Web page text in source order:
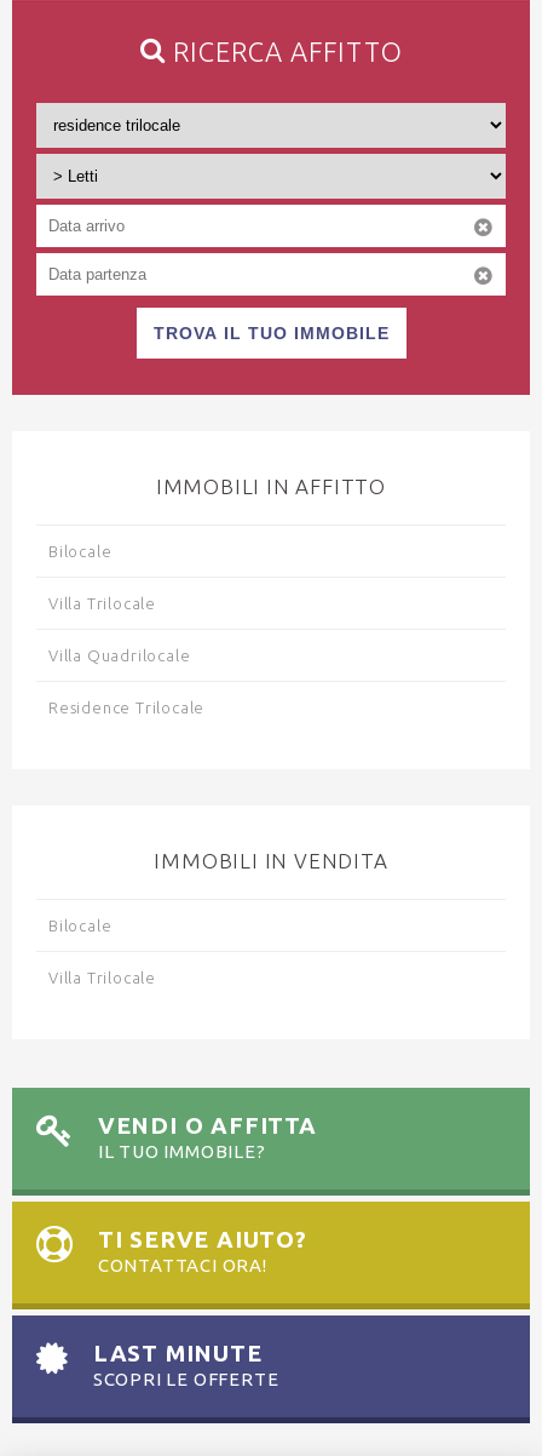
RICERCA AFFITTO
TROVA IL TUO IMMOBILE
IMMOBILI IN AFFITTO
Bilocale
Villa Trilocale
Villa Quadrilocale
Residence Trilocale
IMMOBILI IN VENDITA
Bilocale
Villa Trilocale
VENDI O AFFITTA
IL TUO IMMOBILE?
TI SERVE AIUTO?
CONTATTACI ORA!
LAST MINUTE
SCOPRI LE OFFERTE